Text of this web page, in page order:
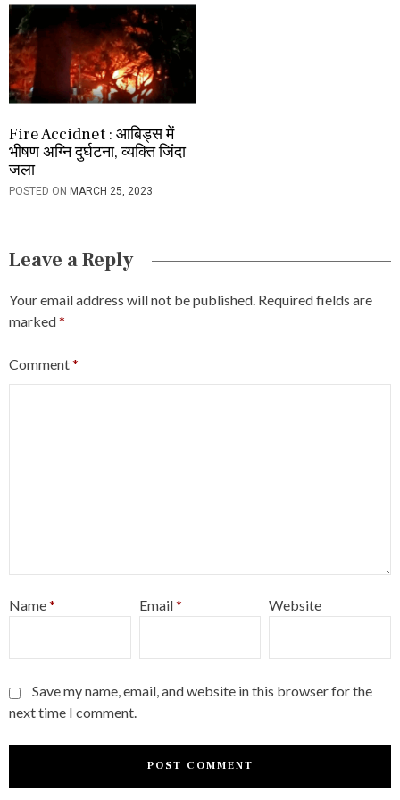
Fire Accidnet : आबिड्स में
भीषण अग्नि दुर्घटना, व्यक्ति जिंदा
जला
POSTED ON MARCH 25, 2023
Leave a Reply
Your email address will not be published. Required fields are
marked*
Comment*
Name* Email* Website
Save my name, email, and website in this browser for the
next time I comment.